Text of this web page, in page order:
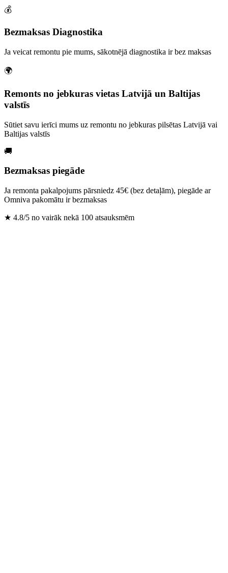
💰
Bezmaksas Diagnostika
Ja veicat remontu pie mums, sākotnējā diagnostika ir bez maksas
🌍
Remonts no jebkuras vietas Latvijā un Baltijas
valstīs
Sūtiet savu ierīci mums uz remontu no jebkuras pilsētas Latvijā vai
Baltijas valstīs
🚚
Bezmaksas piegāde
Ja remonta pakalpojums pārsniedz 45€ (bez detaļām), piegāde ar
Omniva pakomātu ir bezmaksas
★ 4.8/5 no vairāk nekā 100 atsauksmēm